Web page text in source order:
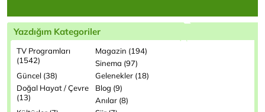
Yazdığım Kategoriler
TV Programları
(1542)
Magazin (194)
Sinema (97)
Güncel (38)
Gelenekler (18)
Doğal Hayat / Çevre
(13)
Blog (9)
Anılar (8)